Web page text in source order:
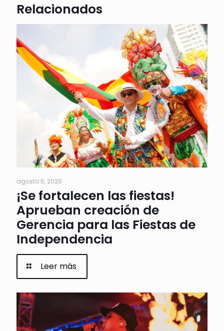
Relacionados
agosto 6, 2026
¡Se fortalecen las fiestas!
Aprueban creación de
Gerencia para las Fiestas de
Independencia
Leer más